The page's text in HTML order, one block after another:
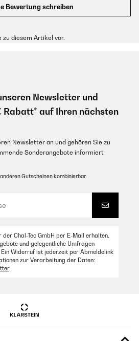
Bewertung schreiben
zu diesem Artikel vor.
Newsletter und
Rabatt* auf Ihren nächsten
Newsletter an und gehören Sie zu
Sonderangebote informiert
Gutscheinen kombinierbar.
der Chal-Tec GmbH per E-Mail erhalten,
und gelegentliche Umfragen
Widerruf ist jederzeit per Abmeldelink
zur Verarbeitung der Daten:
.